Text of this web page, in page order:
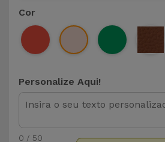
Cor
Personalize Aqui!
0 / 50